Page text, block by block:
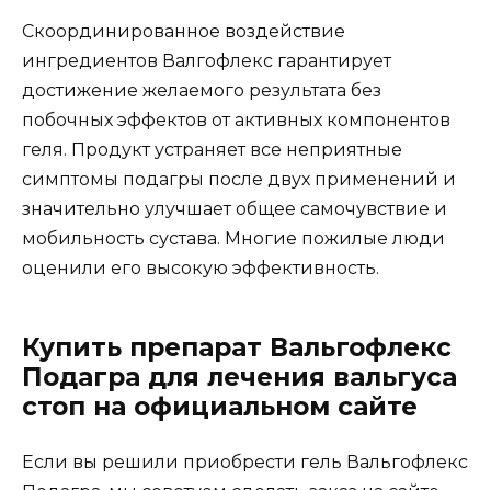
Скоординированное воздействие
ингредиентов Валгофлекс гарантирует
достижение желаемого результата без
побочных эффектов от активных компонентов
геля. Продукт устраняет все неприятные
симптомы подагры после двух применений и
значительно улучшает общее самочувствие и
мобильность сустава. Многие пожилые люди
оценили его высокую эффективность.
Купить препарат Вальгофлекс
Подагра для лечения вальгуса
стоп на официальном сайте
Если вы решили приобрести гель Вальгофлекс